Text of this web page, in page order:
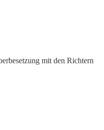
mit den Richtern